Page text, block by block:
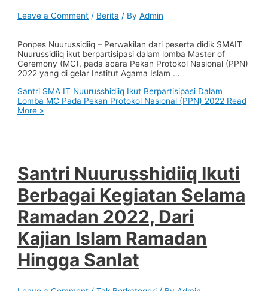
Leave a Comment / Berita / ByAdmin
Ponpes Nuurussidiiq – Perwakilan dari peserta didik SMAIT
Nuurussidiiq ikut berpartisipasi dalam lomba Master of
Ceremony (MC), pada acara Pekan Protokol Nasional (PPN)
2022 yang di gelar Institut Agama Islam …
Santri SMA IT Nuurusshidiiq Ikut Berpartisipasi Dalam
Lomba MC Pada Pekan Protokol Nasional (PPN) 2022 Read
More »
Santri Nuurusshidiiq Ikuti
Berbagai Kegiatan Selama
Ramadan 2022, Dari
Kajian Islam Ramadan
Hingga Sanlat